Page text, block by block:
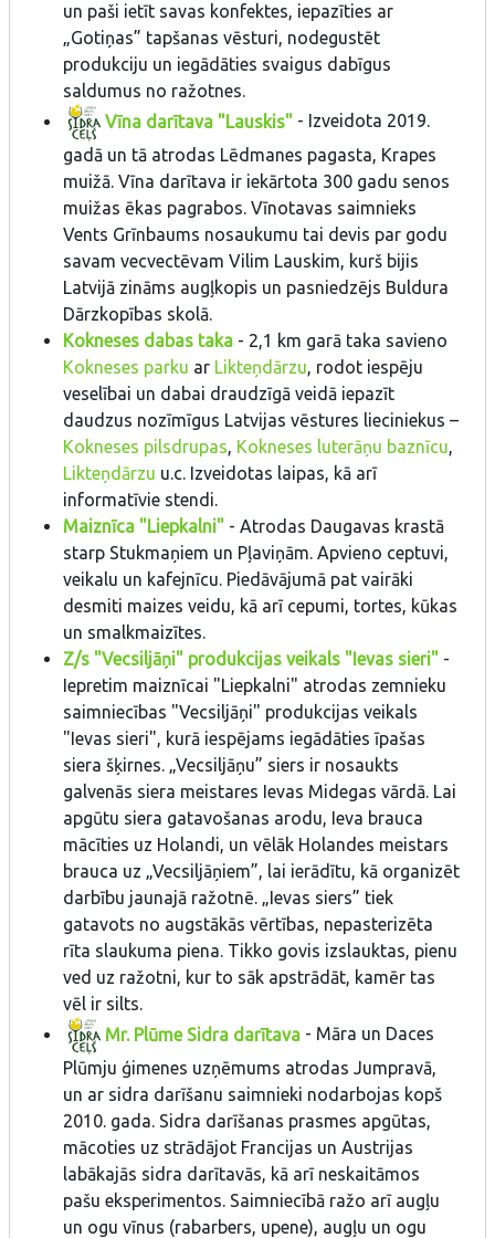
un paši ietīt savas konfektes, iepazīties ar
„Gotiņas” tapšanas vēsturi, nodegustēt
produkciju un iegādāties svaigus dabīgus
saldumus no ražotnes.
Vīna darītava "Lauskis" - Izveidota 2019.
gadā un tā atrodas Lēdmanes pagasta, Krapes
muižā. Vīna darītava ir iekārtota 300 gadu senos
muižas ēkas pagrabos. Vīnotavas saimnieks
Vents Grīnbaums nosaukumu tai devis par godu
savam vecvectēvam Vilim Lauskim, kurš bijis
Latvijā zināms augļkopis un pasniedzējs Buldura
Dārzkopības skolā.
Kokneses dabas taka - 2,1 km garā taka savieno
Kokneses parku ar Likteņdārzu, rodot iespēju
veselībai un dabai draudzīgā veidā iepazīt
daudzus nozīmīgus Latvijas vēstures lieciniekus –
Kokneses pilsdrupas, Kokneses luterāņu baznīcu,
Likteņdārzu u.c. Izveidotas laipas, kā arī
informatīvie stendi.
Maiznīca "Liepkalni" - Atrodas Daugavas krastā
starp Stukmaņiem un Pļaviņām. Apvieno ceptuvi,
veikalu un kafejnīcu. Piedāvājumā pat vairāki
desmiti maizes veidu, kā arī cepumi, tortes, kūkas
un smalkmaizītes.
Z/s "Vecsiljāņi" produkcijas veikals "Ievas sieri" -
Iepretim maiznīcai "Liepkalni" atrodas zemnieku
saimniecības "Vecsiljāņi" produkcijas veikals
"Ievas sieri", kurā iespējams iegādāties īpašas
siera šķirnes. „Vecsiljāņu” siers ir nosaukts
galvenās siera meistares Ievas Midegas vārdā. Lai
apgūtu siera gatavošanas arodu, Ieva brauca
mācīties uz Holandi, un vēlāk Holandes meistars
brauca uz „Vecsiljāņiem”, lai ierādītu, kā organizēt
darbību jaunajā ražotnē. „Ievas siers” tiek
gatavots no augstākās vērtības, nepasterizēta
rīta slaukuma piena. Tikko govis izslauktas, pienu
ved uz ražotni, kur to sāk apstrādāt, kamēr tas
vēl ir silts.
Mr. Plūme Sidra darītava - Māra un Daces
Plūmju ģimenes uzņēmums atrodas Jumpravā,
un ar sidra darīšanu saimnieki nodarbojas kopš
2010. gada. Sidra darīšanas prasmes apgūtas,
mācoties uz strādājot Francijas un Austrijas
labākajās sidra darītavās, kā arī neskaitāmos
pašu eksperimentos. Saimniecībā ražo arī augļu
un ogu vīnus (rabarbers, upene), augļu un ogu